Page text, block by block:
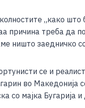
„како што
треба да
ништо заедничко
се и
во Македонија
со мајка Бугарија